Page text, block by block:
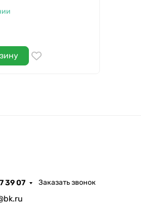
39 07 Заказать звонок